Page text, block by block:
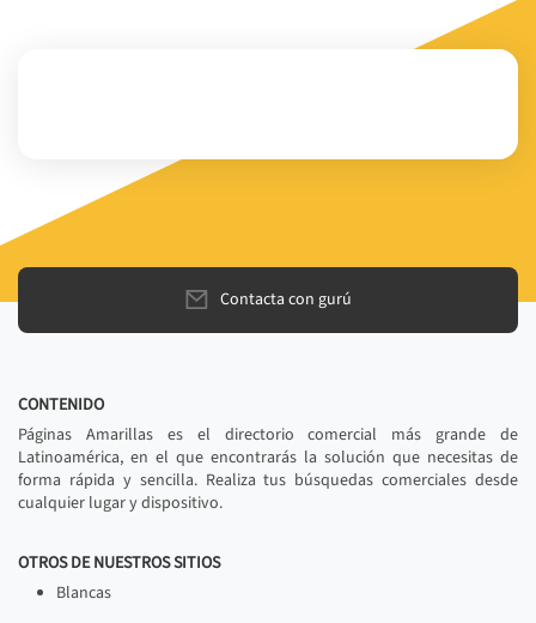
Contacta con gurú
CONTENIDO
Páginas Amarillas es el directorio comercial más grande de
Latinoamérica, en el que encontrarás la solución que necesitas de
forma rápida y sencilla. Realiza tus búsquedas comerciales desde
cualquier lugar y dispositivo.
OTROS DE NUESTROS SITIOS
Blancas